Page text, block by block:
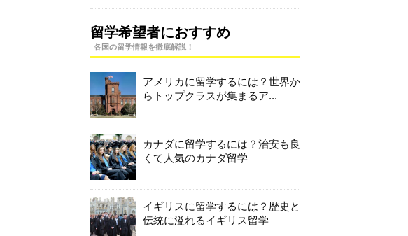
留学希望者におすすめ
各国の留学情報を徹底解説！
アメリカに留学するには？世界か
らトップクラスが集まるア...
カナダに留学するには？治安も良
くて人気のカナダ留学
イギリスに留学するには？歴史と
伝統に溢れるイギリス留学